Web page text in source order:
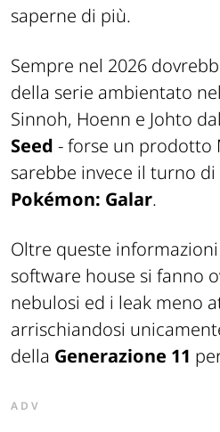
saperne di più.
Sempre nel 2026
della serie ambientato
Sinnoh, Hoenn e Johto
Seed - forse un prodotto
sarebbe invece il turno di
Pokémon: Galar.
Oltre queste
software house si fanno
nebulosi ed i leak meno
arrischiandosi
della Generazione 11
ADV